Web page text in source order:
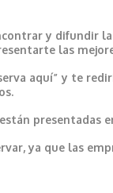
y difundir
las
aquí” y te
presentadas
ya que las